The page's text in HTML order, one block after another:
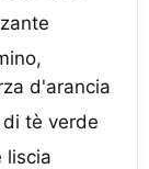
d'arancia
tè verde
liscia